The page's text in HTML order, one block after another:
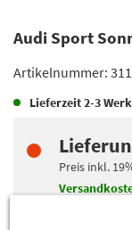
Audi Sport
Artikelnummer:
Lieferzeit2-3
Preis inkl.